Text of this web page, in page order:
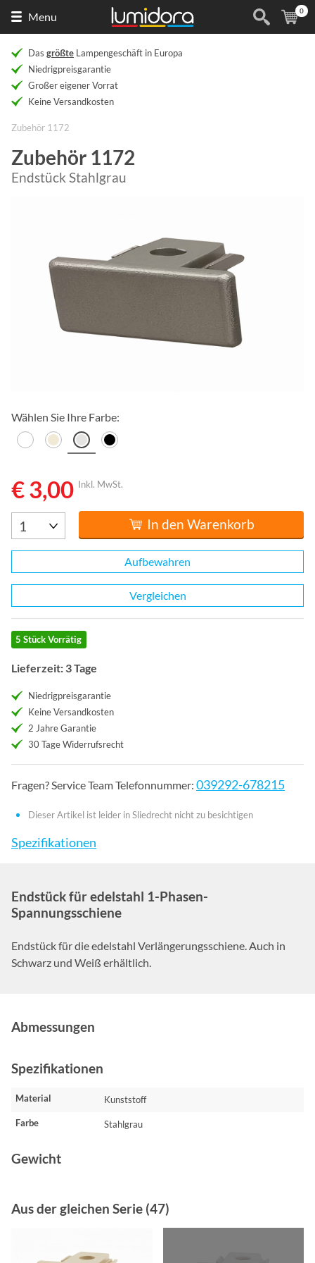
Menu (
0
Das größte Lampengeschäft in Europa
Niedrigpreisgarantie
Großer eigener Vorrat
Keine Versandkosten
Zubehör 1172
Zubehör 1172
Endstück Stahlgrau
Wählen Sie Ihre Farbe:
€ 3,00 Inkl. MwSt.
In den Warenkorb
Aufbewahren
Vergleichen
5 Stück Vorrätig
Lieferzeit: 3 Tage
Niedrigpreisgarantie
Keine Versandkosten
2 Jahre Garantie
30 Tage Widerrufsrecht
Fragen? Service Team Telefonnummer: 039292-678215
Dieser Artikel ist leider in Sliedrecht nicht zu besichtigen
Spezifikationen
Endstück für edelstahl 1-Phasen-
Spannungsschiene
Endstück für die edelstahl Verlängerungsschiene. Auch in
Schwarz und Weiß erhältlich.
Abmessungen
Spezifikationen
Material Kunststoff
Farbe Stahlgrau
Gewicht
Aus der gleichen Serie (47)